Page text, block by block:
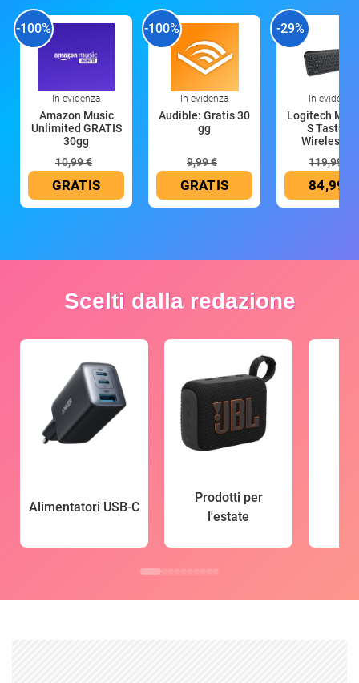
-100%
In evidenza
Amazon Music
Unlimited GRATIS
30gg
10,99 €
GRATIS
-100%
In evidenza
Audible: Gratis 30
gg
9,99 €
GRATIS
-29%
In evidenza
Logitech MX
S Tastiera
Wireless
119,99 €
84,99 €
Scelti dalla redazione
Alimentatori USB-C
Prodotti per
l'estate